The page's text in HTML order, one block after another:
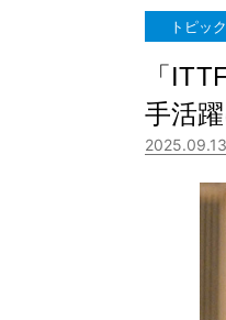
トピッ
「
手活
2025.09.13